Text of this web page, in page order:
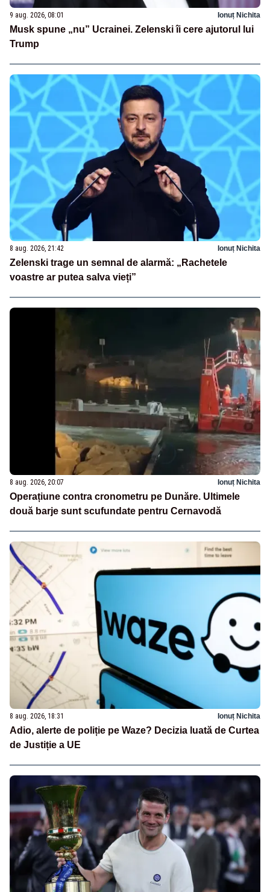
9 aug. 2026, 08:01 Ionuț Nichita
Musk spune „nu” Ucrainei. Zelenski îi cere ajutorul lui
Trump
8 aug. 2026, 21:42 Ionuț Nichita
Zelenski trage un semnal de alarmă: „Rachetele
voastre ar putea salva vieți”
8 aug. 2026, 20:07 Ionuț Nichita
Operațiune contra cronometru pe Dunăre. Ultimele
două barje sunt scufundate pentru Cernavodă
8 aug. 2026, 18:31 Ionuț Nichita
Adio, alerte de poliție pe Waze? Decizia luată de Curtea
de Justiție a UE